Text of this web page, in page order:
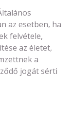
az esetben, ha
felvétele,
az életet,
a
jogát sérti